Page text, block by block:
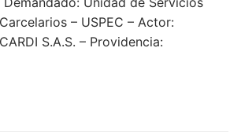
– USPEC – Actor:
S.A.S. – Providencia: